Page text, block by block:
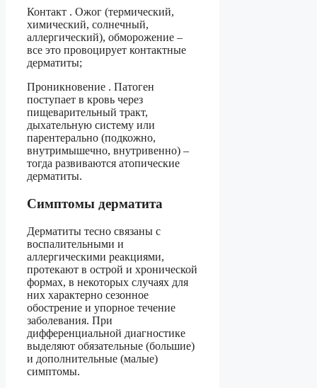
Контакт . Ожог (термический,
химический, солнечный,
аллергический), обморожение –
все это провоцирует контактные
дерматиты;
Проникновение . Патоген
поступает в кровь через
пищеварительный тракт,
дыхательную систему или
парентерально (подкожно,
внутримышечно, внутривенно) –
тогда развиваются атопические
дерматиты.
Симптомы дерматита
Дерматиты тесно связаны с
воспалительными и
аллергическими реакциями,
протекают в острой и хронической
формах, в некоторых случаях для
них характерно сезонное
обострение и упорное течение
заболевания. При
дифференциальной диагностике
выделяют обязательные (большие)
и дополнительные (малые)
симптомы.